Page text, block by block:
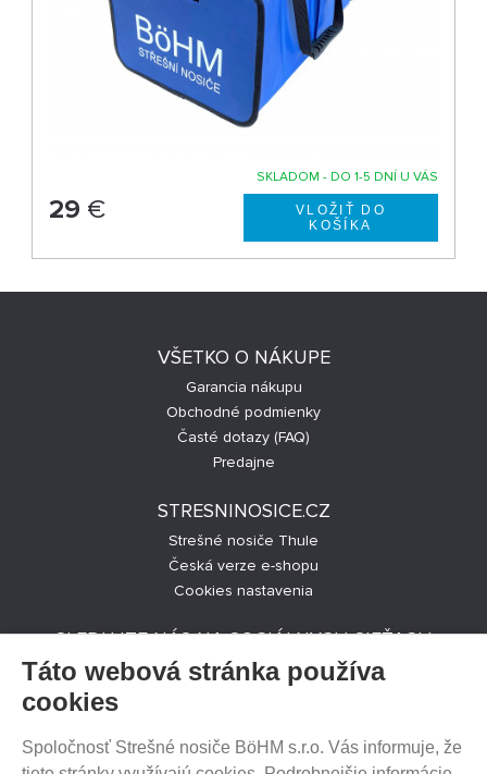
SKLADOM - DO 1-5 DNÍ U VÁS
29 €
VŠETKO O NÁKUPE
Garancia nákupu
Obchodné podmienky
Časté dotazy (FAQ)
Predajne
STRESNINOSICE.CZ
Strešné nosiče Thule
Česká verze e-shopu
Cookies nastavenia
SLEDUJTE NÁS NA SOCIÁLNYCH SIEŤACH
PREDAJ NA SPLÁTKY
Táto webová stránka používa
cookies
Spoločnosť Strešné nosiče BöHM s.r.o. Vás informuje, že